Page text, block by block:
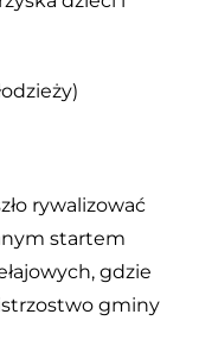
rywalizować
startem
gdzie
gminy